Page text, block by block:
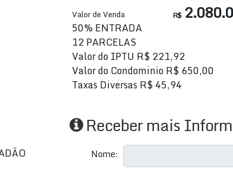
R$
Valor de Venda
50% ENTRADA
12 PARCELAS
Valor do IPTU R$221,92
Valor do CondominioR$650,00
Taxas DiversasR$45,94
Receber mais
Nome: